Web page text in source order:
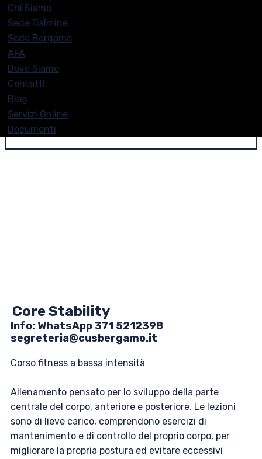
Chi Siamo
Sede Dalmine
Sede Bergamo
AFA
Dove Siamo
Contatti
Blog
Servizi Online
Documenti
Core Stability
Info: ​​WhatsApp 371 5212398
segreteria@cusbergamo.it
Corso fitness a bassa intensità
Allenamento pensato per lo sviluppo della parte
centrale del corpo, anteriore e posteriore. Le lezioni
sono di lieve carico, comprendono esercizi di
mantenimento e di controllo del proprio corpo, per
migliorare la propria postura ed evitare eccessivi